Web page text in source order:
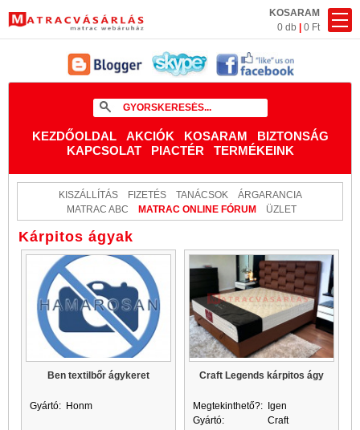
KOSARAM
0 db
0 Ft
KEZDŐOLDAL AKCIÓK KOSARAM
BIZTONSÁG
KAPCSOLAT
PIACTÉR TERMÉKEINK
KISZÁLLÍTÁS FIZETÉS TANÁCSOK
ÁRGARANCIA
MATRAC ABC
MATRAC ONLINE FÓRUM ÜZLET
Kárpitos ágyak
Ben textilbőr ágykeret
Gyártó: Honm
Craft Legends kárpitos ágy
Megtekinthető?: Igen
Gyártó:
Craft